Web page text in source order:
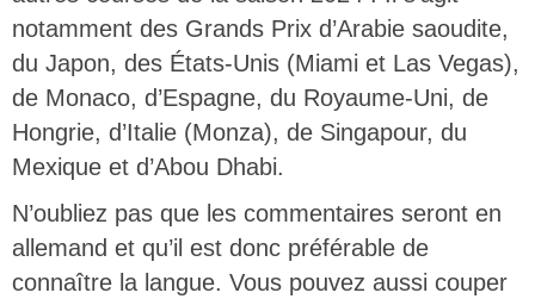
notamment des Grands Prix d’Arabie saoudite,
du Japon, des États-Unis (Miami et Las Vegas),
de Monaco, d’Espagne, du Royaume-Uni, de
Hongrie, d’Italie (Monza), de Singapour, du
Mexique et d’Abou Dhabi.
N’oubliez pas que les commentaires seront en
allemand et qu’il est donc préférable de
connaître la langue. Vous pouvez aussi couper